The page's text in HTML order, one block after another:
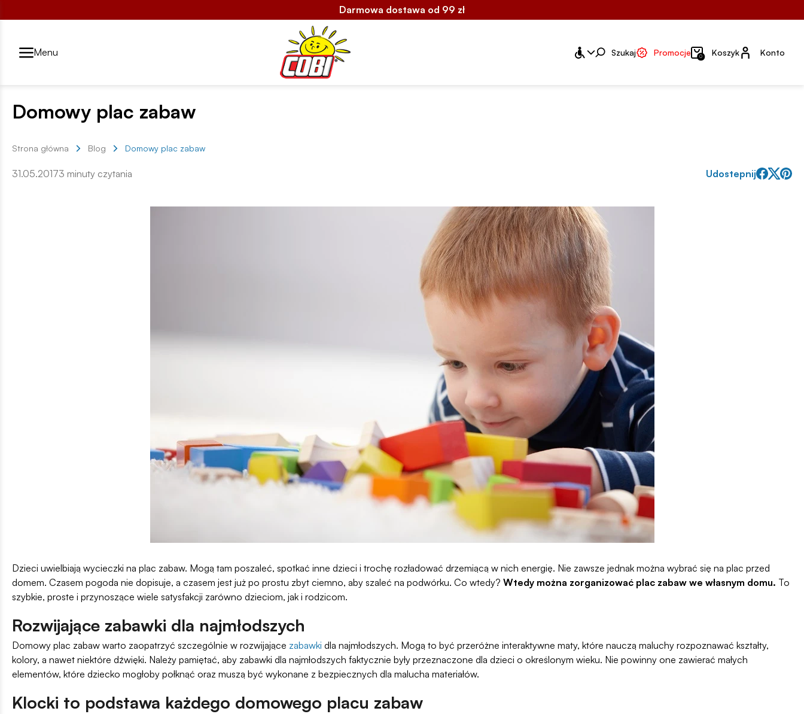
Darmowa dostawa od 99 zł
Przełącznik segmentów2
Menu Szukaj Promocje 0 KoszykKonto
Konto
Domowy plac zabaw
Strona główna Blog Domowy plac zabaw
31.05.20173 minuty czytania Udostepnij
Dzieci uwielbiają wycieczki na plac zabaw. Mogą tam poszaleć, spotkać inne dzieci i trochę rozładować drzemiącą w nich energię. Nie zawsze jednak można wybrać się na plac przed
domem. Czasem pogoda nie dopisuje, a czasem jest już po prostu zbyt ciemno, aby szaleć na podwórku. Co wtedy? Wtedy można zorganizować plac zabaw we własnym domu. To
szybkie, proste i przynoszące wiele satysfakcji zarówno dzieciom, jak i rodzicom.
Rozwijające zabawki dla najmłodszych
Domowy plac zabaw warto zaopatrzyć szczególnie w rozwijające zabawki dla najmłodszych. Mogą to być przeróżne interaktywne maty, które nauczą maluchy rozpoznawać kształty,
kolory, a nawet niektóre dźwięki. Należy pamiętać, aby zabawki dla najmłodszych faktycznie były przeznaczone dla dzieci o określonym wieku. Nie powinny one zawierać małych
elementów, które dziecko mogłoby połknąć oraz muszą być wykonane z bezpiecznych dla malucha materiałów.
Klocki to podstawa każdego domowego placu zabaw